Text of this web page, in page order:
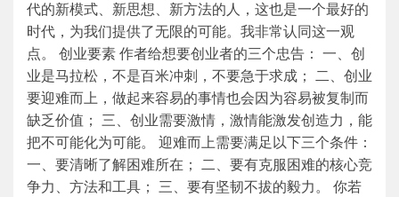
代的新模式、新思想、新方法的人，这也是一个最好的
时代，为我们提供了无限的可能。我非常认同这一观
点。 创业要素 作者给想要创业者的三个忠告： 一、创
业是马拉松，不是百米冲刺，不要急于求成； 二、创业
要迎难而上，做起来容易的事情也会因为容易被复制而
缺乏价值； 三、创业需要激情，激情能激发创造力，能
把不可能化为可能。 迎难而上需要满足以下三个条件：
一、要清晰了解困难所在； 二、要有克服困难的核心竞
争力、方法和工具； 三、要有坚韧不拔的毅力。 你若